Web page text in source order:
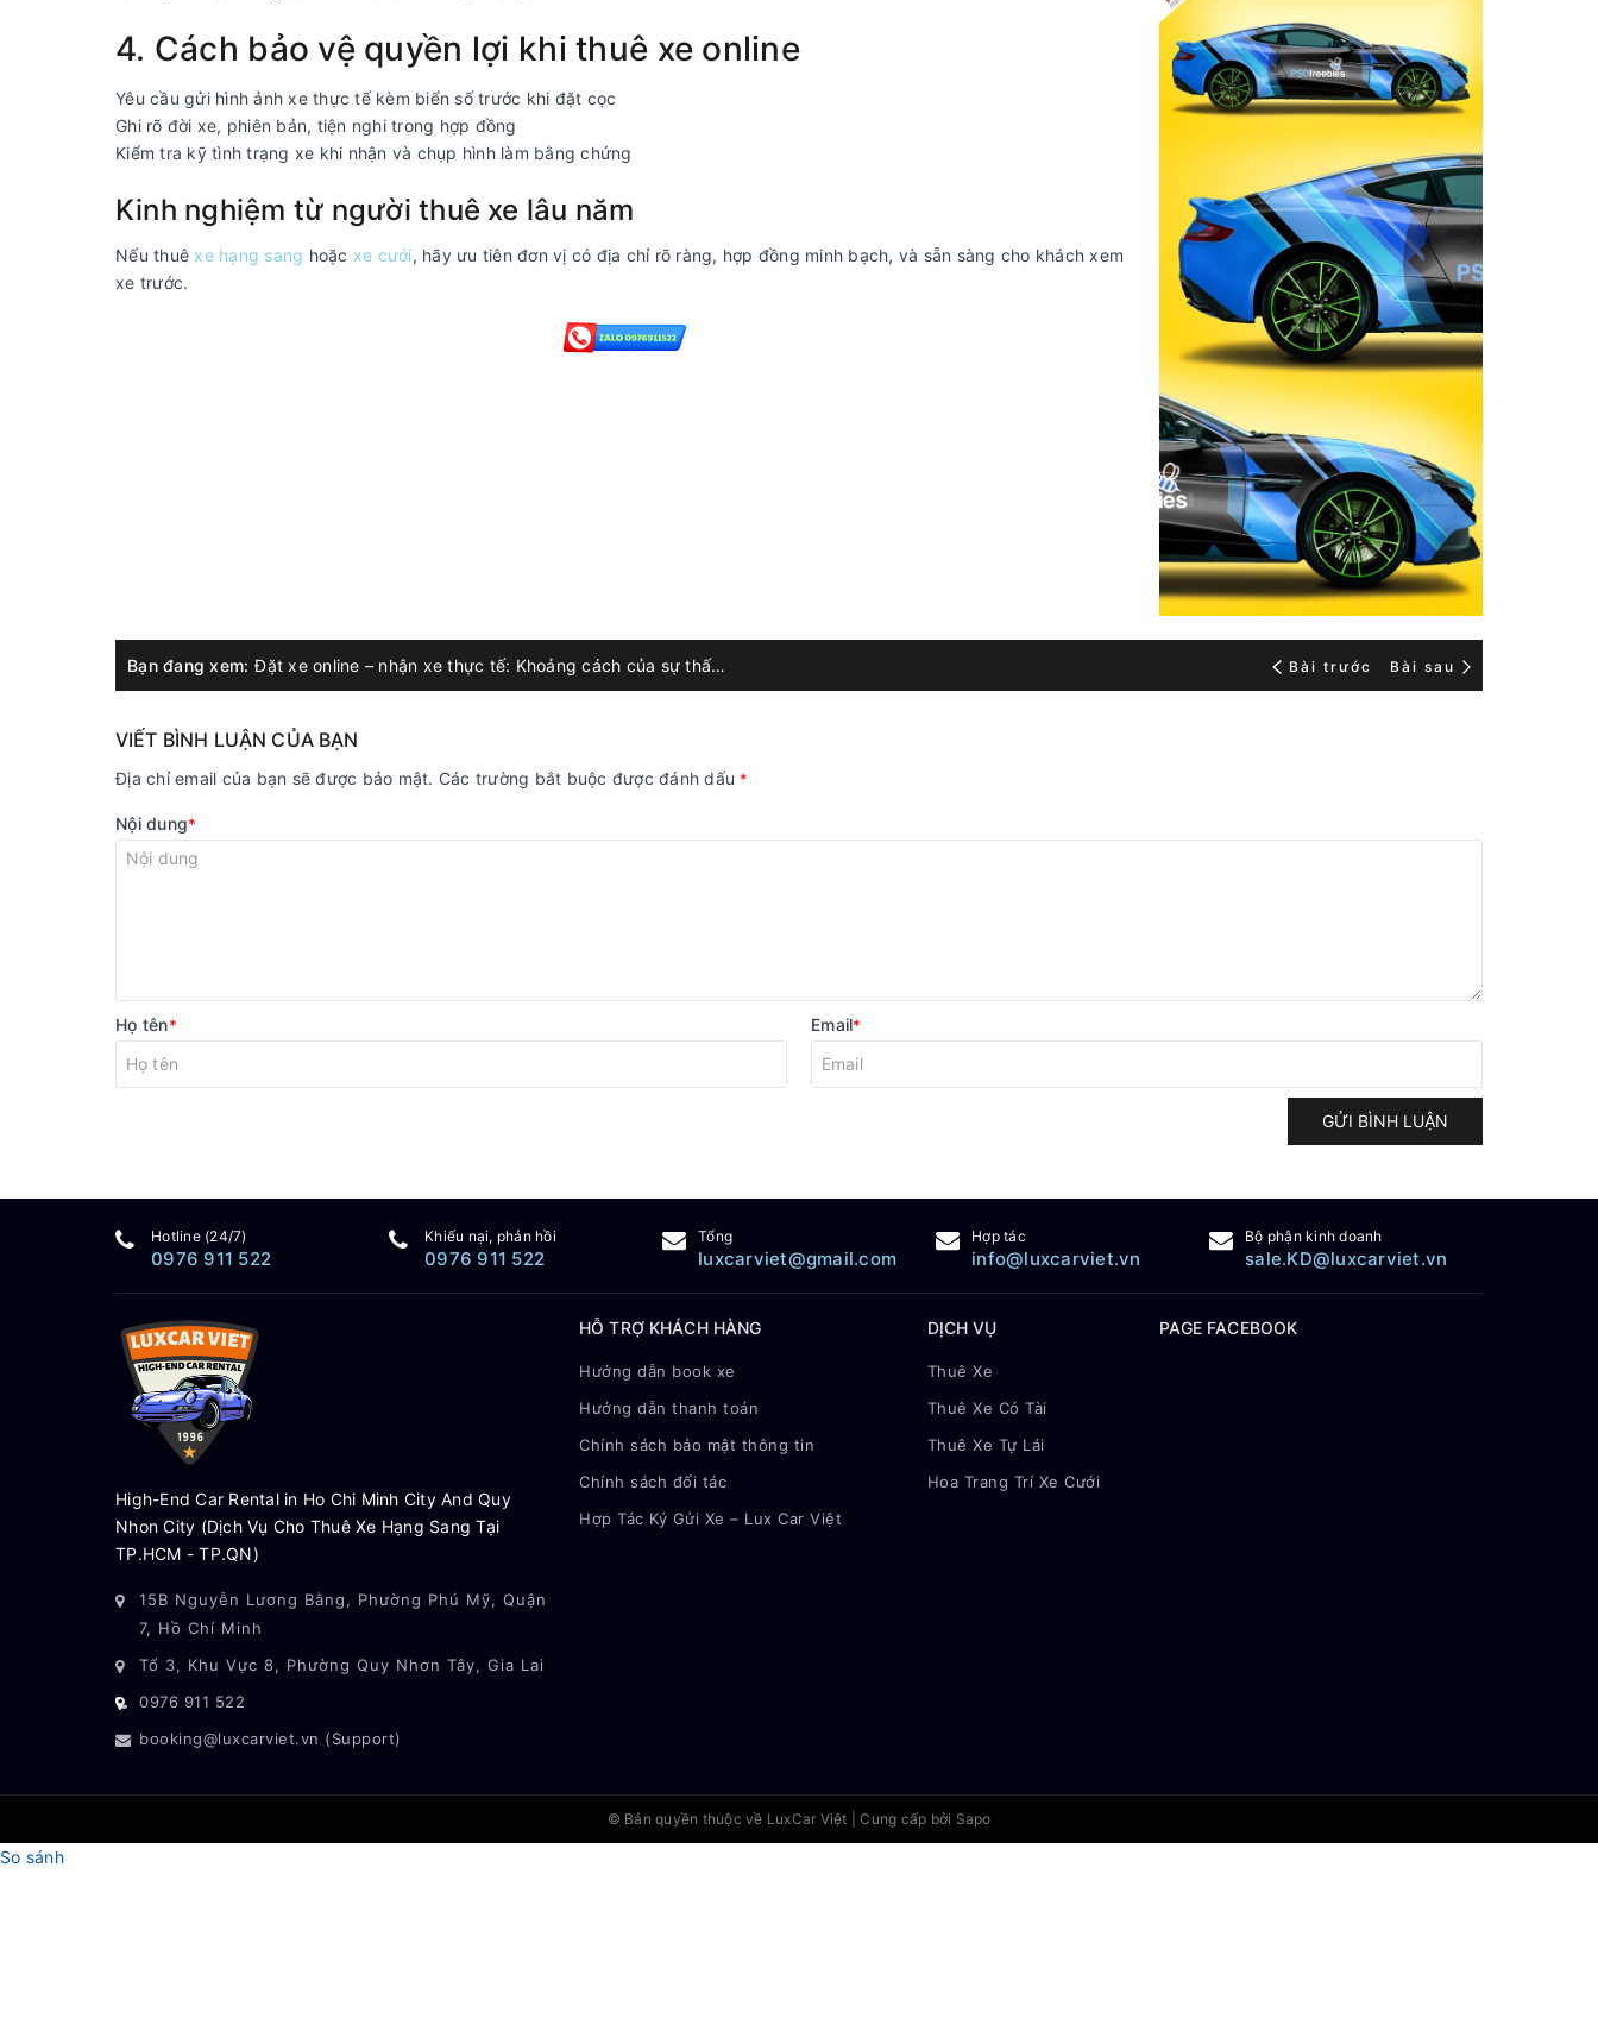
4. Cách bảo vệ quyền lợi khi thuê xe online
Yêu cầu gửi hình ảnh xe thực tế kèm biển số trước khi đặt cọc
Ghi rõ đời xe, phiên bản, tiện nghi trong hợp đồng
Kiểm tra kỹ tình trạng xe khi nhận và chụp hình làm bằng chứng
Kinh nghiệm từ người thuê xe lâu năm
Nếu thuê xe hạng sang hoặc xe cưới, hãy ưu tiên đơn vị có địa chỉ rõ ràng, hợp đồng minh bạch, và sẵn sàng cho khách xem
xe trước.
Bạn đang xem: Đặt xe online – nhận xe thực tế: Khoảng cách của sự thất vọng Bài trước Bài sau
VIẾT BÌNH LUẬN CỦA BẠN
Địa chỉ email của bạn sẽ được bảo mật. Các trường bắt buộc được đánh dấu *
Nội dung*
Họ tên* Email*
GỬI BÌNH LUẬN
Hotline (24/7)
0976 911 522
Khiếu nại, phản hồi
0976 911 522
Tổng
luxcarviet@gmail.com
Hợp tác
info@luxcarviet.vn
Bộ phận kinh doanh
sale.KD@luxcarviet.vn
High-End Car Rental in Ho Chi Minh City And Quy
Nhon City (Dịch Vụ Cho Thuê Xe Hạng Sang Tại
TP.HCM - TP.QN)
15B Nguyễn Lương Bằng, Phường Phú Mỹ, Quận
7, Hồ Chí Minh
Tổ 3, Khu Vực 8, Phường Quy Nhơn Tây, Gia Lai
0976 911 522
booking@luxcarviet.vn (Support)
HỖ TRỢ KHÁCH HÀNG
Hướng dẫn book xe
Hướng dẫn thanh toán
Chính sách bảo mật thông tin
Chính sách đối tác
Hợp Tác Ký Gửi Xe – Lux Car Việt
DỊCH VỤ
Thuê Xe
Thuê Xe Có Tài
Thuê Xe Tự Lái
Hoa Trang Trí Xe Cưới
PAGE FACEBOOK
© Bản quyền thuộc về LuxCar Việt Cung cấp bởi Sapo
So sánh